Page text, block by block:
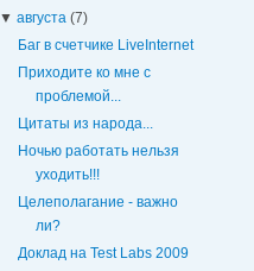
▼августа(7)
Баг в счетчике LiveInternet
Приходите ко мне с
проблемой...
Цитаты из народа...
Ночью работать нельзя
уходить!!!
Целеполагание - важно
ли?
Доклад на Test Labs 2009